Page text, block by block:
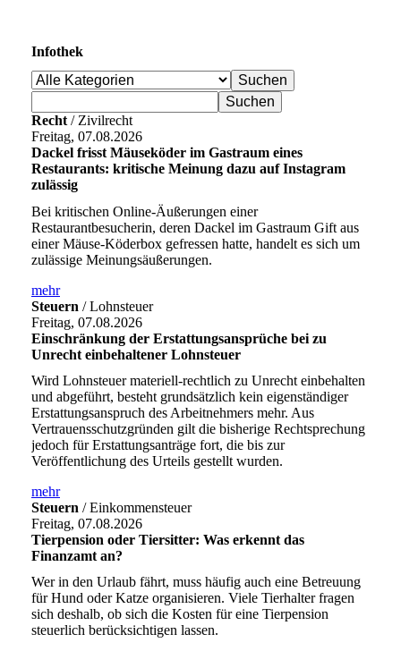
Infothek
Recht / Zivilrecht
Freitag, 07.08.2026
Dackel frisst Mäuseköder im Gastraum eines
Restaurants: kritische Meinung dazu auf Instagram
zulässig
Bei kritischen Online-Äußerungen einer
Restaurantbesucherin, deren Dackel im Gastraum Gift aus
einer Mäuse-Köderbox gefressen hatte, handelt es sich um
zulässige Meinungsäußerungen.
mehr
Steuern / Lohnsteuer
Freitag, 07.08.2026
Einschränkung der Erstattungsansprüche bei zu
Unrecht einbehaltener Lohnsteuer
Wird Lohnsteuer materiell-rechtlich zu Unrecht einbehalten
und abgeführt, besteht grundsätzlich kein eigenständiger
Erstattungsanspruch des Arbeitnehmers mehr. Aus
Vertrauensschutzgründen gilt die bisherige Rechtsprechung
jedoch für Erstattungsanträge fort, die bis zur
Veröffentlichung des Urteils gestellt wurden.
mehr
Steuern / Einkommensteuer
Freitag, 07.08.2026
Tierpension oder Tiersitter: Was erkennt das
Finanzamt an?
Wer in den Urlaub fährt, muss häufig auch eine Betreuung
für Hund oder Katze organisieren. Viele Tierhalter fragen
sich deshalb, ob sich die Kosten für eine Tierpension
steuerlich berücksichtigen lassen.